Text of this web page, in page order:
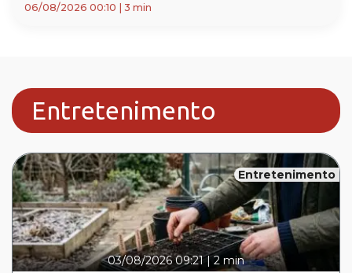
06/08/2026 00:10 3 min
Entretenimento
Entretenimento
03/08/2026 09:21|2 min